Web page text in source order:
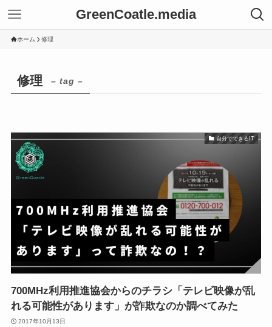
GreenCoatle.media
ホーム 修理
修理 – tag –
自分でできるIT
700MHz利用推進協会からのチラシ「テレビ映像が乱
れる可能性があります」が詐欺なのか調べてみた
2017年10月13日